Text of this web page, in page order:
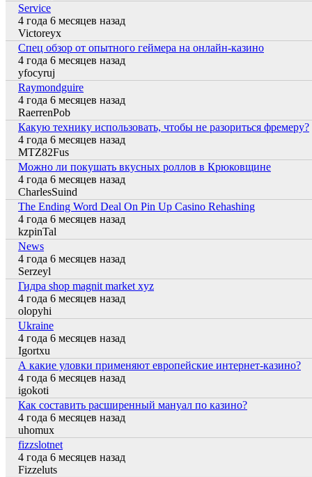
Обычная тема
Service
4 года 6 месяцев назад
Victoreyx
Обычная тема
Спец обзор от опытного геймера на онлайн-казино
4 года 6 месяцев назад
yfocyruj
Обычная тема
Raymondguire
4 года 6 месяцев назад
RaerrenPob
Обычная тема
Какую технику использовать, чтобы не разориться фремеру?
4 года 6 месяцев назад
MTZ82Fus
Обычная тема
Можно ли покушать вкусных роллов в Крюковщине
4 года 6 месяцев назад
CharlesSuind
Обычная тема
The Ending Word Deal On Pin Up Casino Rehashing
4 года 6 месяцев назад
kzpinTal
Обычная тема
News
4 года 6 месяцев назад
Serzeyl
Обычная тема
Гидра shop magnit market xyz
4 года 6 месяцев назад
olopyhi
Обычная тема
Ukraine
4 года 6 месяцев назад
Igortxu
Обычная тема
А какие уловки применяют европейские интернет-казино?
4 года 6 месяцев назад
igokoti
Обычная тема
Как составить расширенный мануал по казино?
4 года 6 месяцев назад
uhomux
Обычная тема
fizzslotnet
4 года 6 месяцев назад
Fizzeluts